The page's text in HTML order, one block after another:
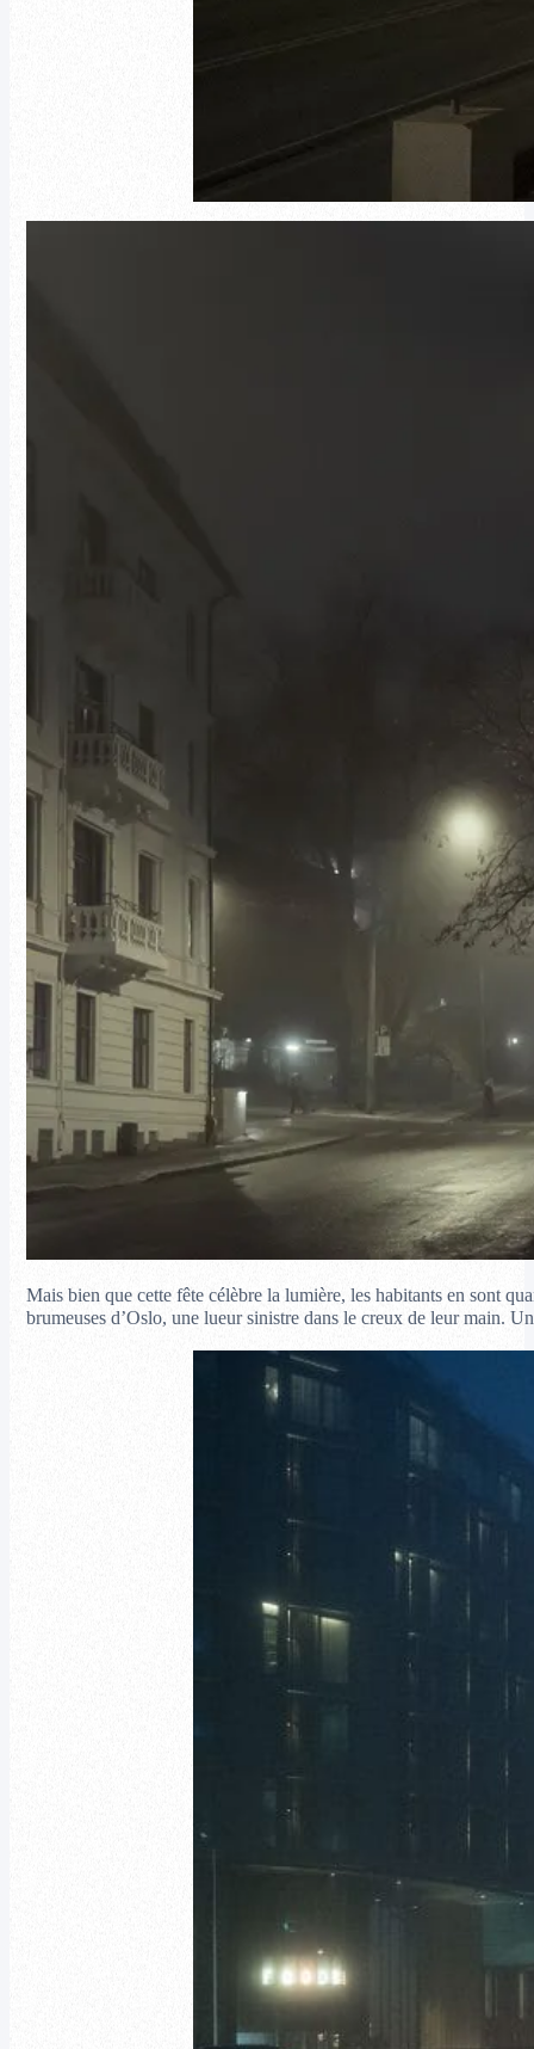
Mais bien que cette fête célèbre la lumière, les habitants en sont
brumeuses d’Oslo, une lueur sinistre dans le creux de leur main.